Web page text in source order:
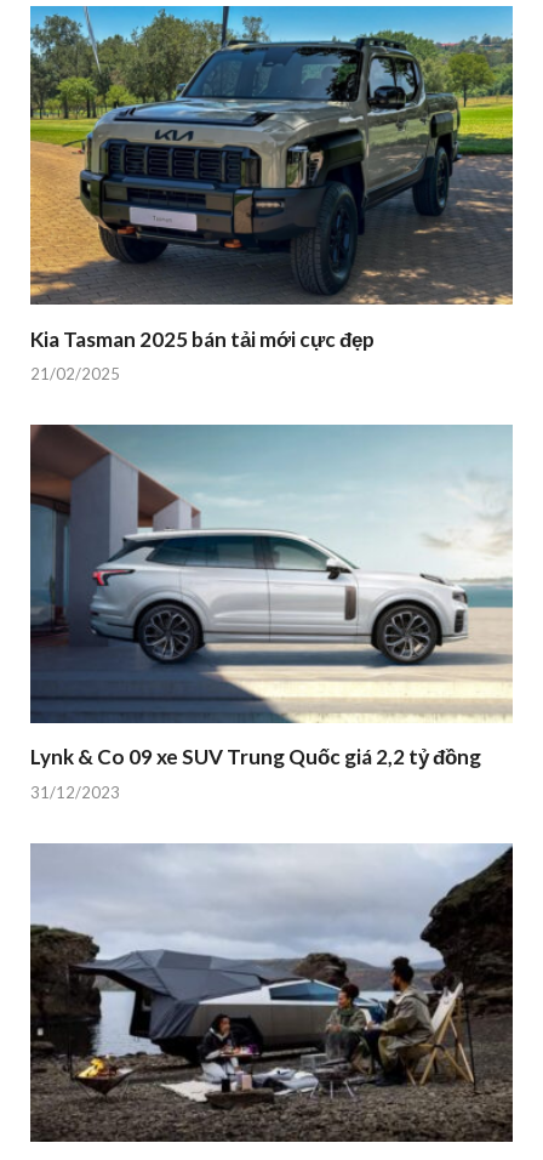
Kia Tasman 2025 bán tải mới cực đẹp
21/02/2025
Lynk & Co 09 xe SUV Trung Quốc giá 2,2 tỷ đồng
31/12/2023